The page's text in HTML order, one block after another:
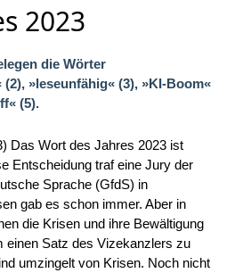
2023
die Wörter
»leseunfähig« (3), »KI-Boom«
(5).
Das Wort des Jahres 2023 ist
Entscheidung traf eine Jury der
Sprache (GfdS) in
gab es schon immer. Aber in
die Krisen und ihre Bewältigung
einen Satz des Vizekanzlers zu
umzingelt von Krisen. Noch nicht